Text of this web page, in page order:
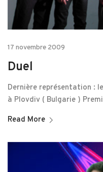
17 novembre 2009
Duel
Dernière représentation :
à Plovdiv ( Bulgarie )
Read More